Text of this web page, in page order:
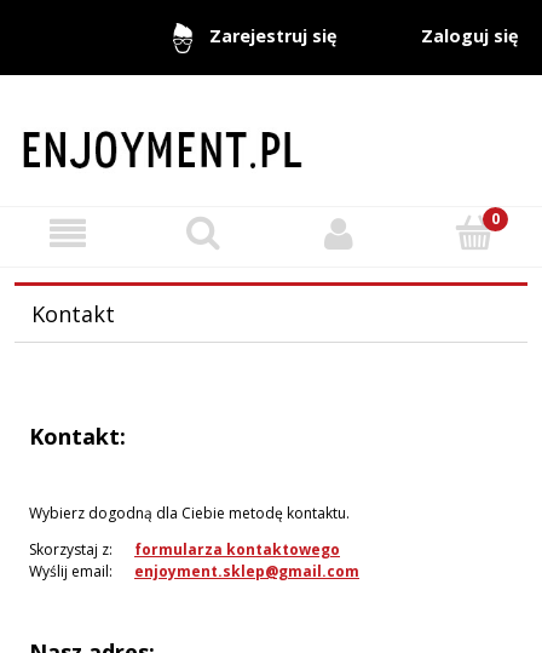
Zarejestruj się Zaloguj się
Kontakt
Kontakt:
Wybierz dogodną dla Ciebie metodę kontaktu.
Skorzystaj z:
formularza kontaktowego
Wyślij email: enjoyment.sklep@gmail.com